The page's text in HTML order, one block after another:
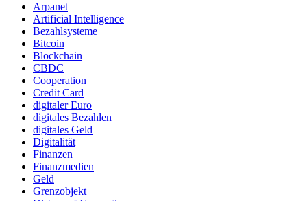
Arpanet
Artificial Intelligence
Bezahlsysteme
Bitcoin
Blockchain
CBDC
Cooperation
Credit Card
digitaler Euro
digitales Bezahlen
digitales Geld
Digitalität
Finanzen
Finanzmedien
Geld
Grenzobjekt